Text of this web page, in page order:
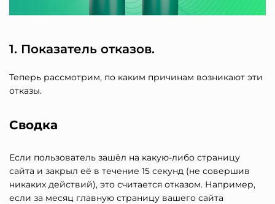
1. Показатель отказов.
Теперь рассмотрим, по каким причинам возникают эти
отказы.
Сводка
Если пользователь зашёл на какую-либо страницу
сайта и закрыл её в течение 15 секунд (не совершив
никаких действий), это считается отказом. Например,
если за месяц главную страницу вашего сайта